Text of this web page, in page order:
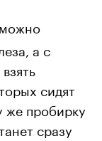
а с
сидят
же пробирку
сразу